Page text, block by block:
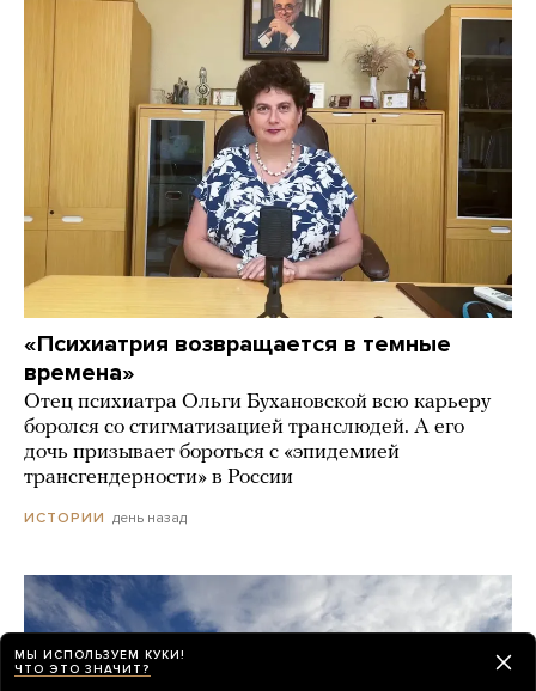
«Психиатрия возвращается в темные
времена»
Отец психиатра Ольги Бухановской всю карьеру
боролся со стигматизацией транслюдей. А его
дочь призывает бороться с «эпидемией
трансгендерности» в России
ИСТОРИИ день назад
МЫ ИСПОЛЬЗУЕМ КУКИ!
ЧТО ЭТО ЗНАЧИТ?